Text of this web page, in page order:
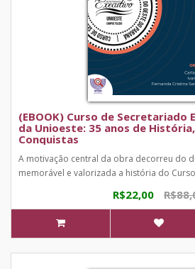
(EBOOK) Curso de Secretariado
da Unioeste: 35 anos de
Conquistas
A motivação central da obra decorreu do
memorável e valorizada a história do
R$22,00